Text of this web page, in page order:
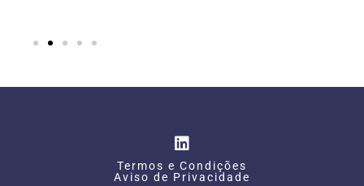
Termos e Condições
Aviso de Privacidade